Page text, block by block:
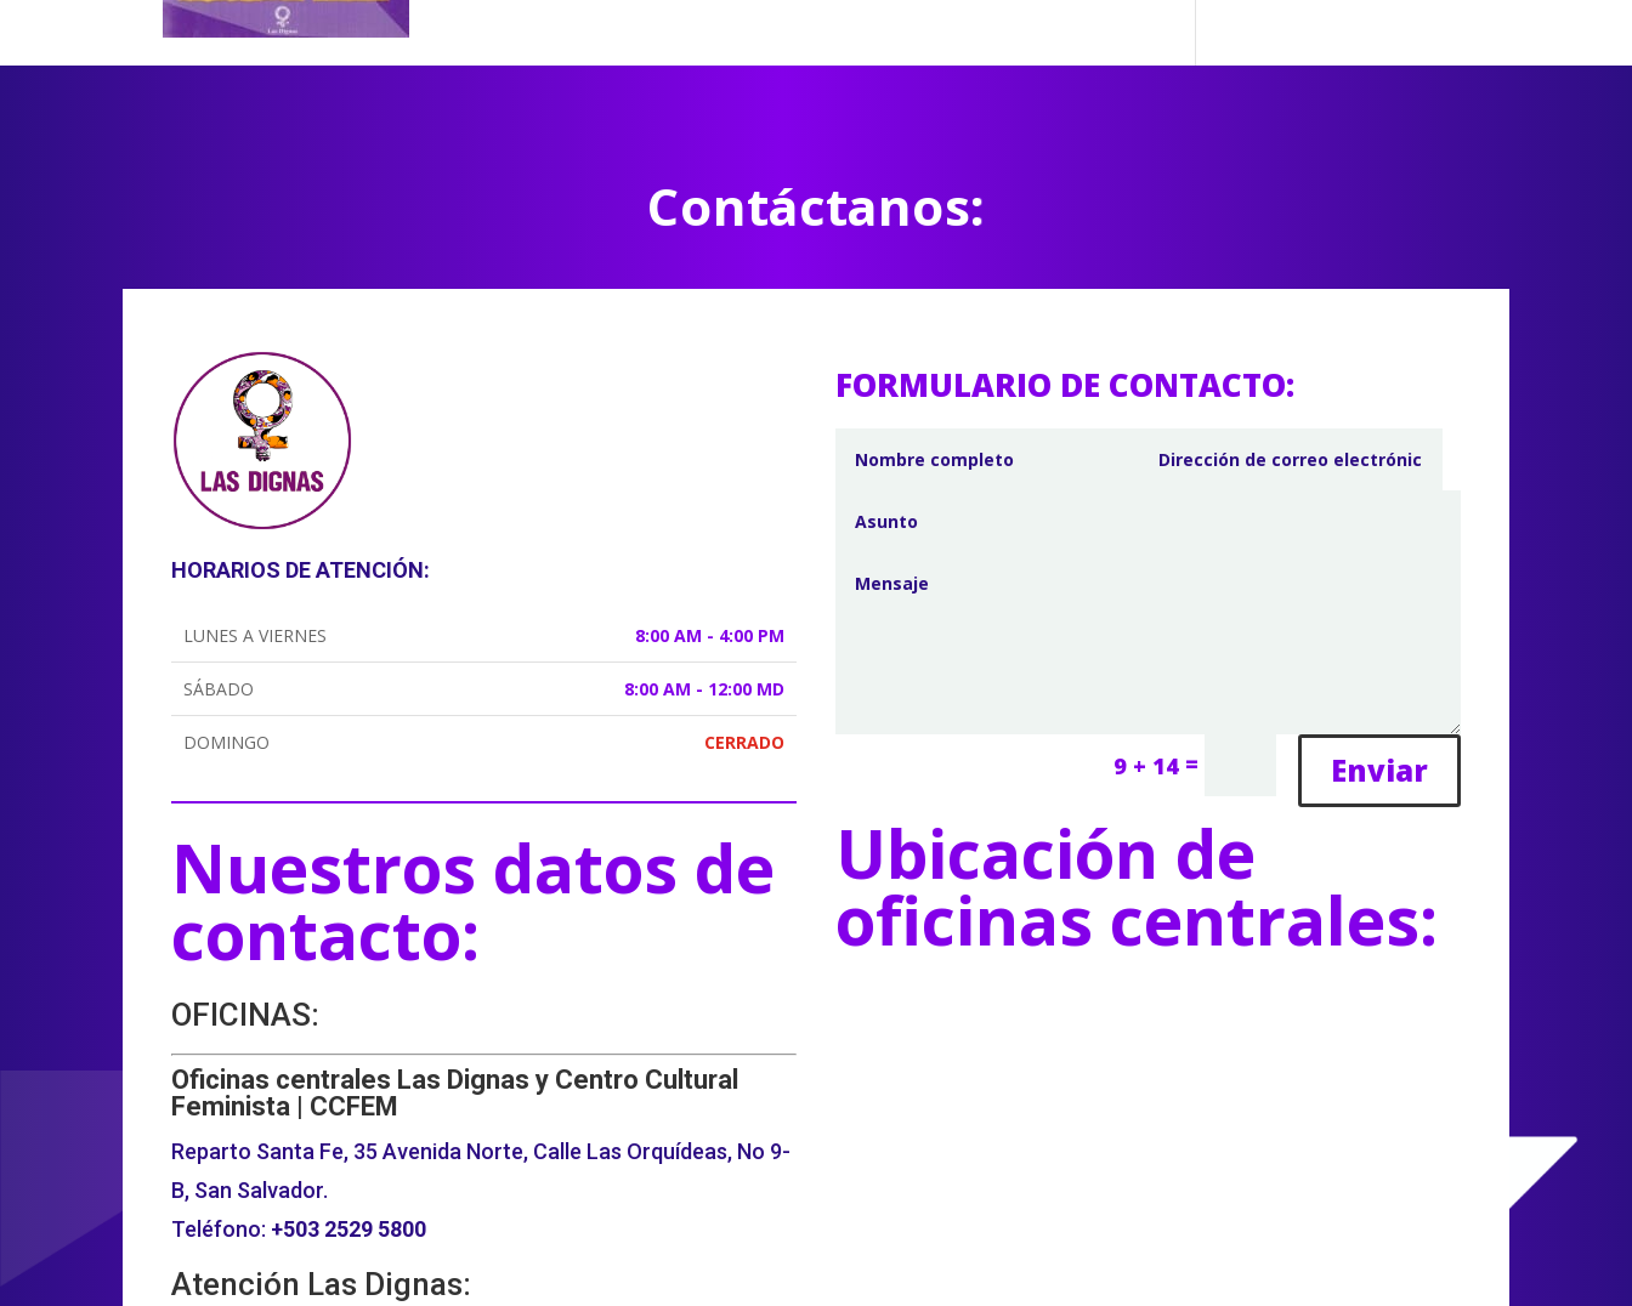
Contáctanos:
HORARIOS DE ATENCIÓN:
LUNES A VIERNES 8:00 AM - 4:00 PM
SÁBADO 8:00 AM - 12:00 MD
DOMINGO CERRADO
Nuestros datos de
contacto:
OFICINAS:
Oficinas centrales Las Dignas y Centro Cultural
Feminista | CCFEM
Reparto Santa Fe, 35 Avenida Norte, Calle Las Orquídeas, No 9-
B, San Salvador.
Teléfono: +503 2529 5800
Atención Las Dignas:
FORMULARIO DE CONTACTO:
9 + 14 = Enviar
Ubicación de
oficinas centrales: